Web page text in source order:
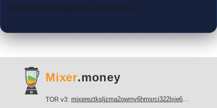
транзакции и защитить приватность
Mixer.money
TOR v3: mixereztksljzma2owmv6hmsrci322lsje6m3svicoddk3xbgvhd2fid.onion